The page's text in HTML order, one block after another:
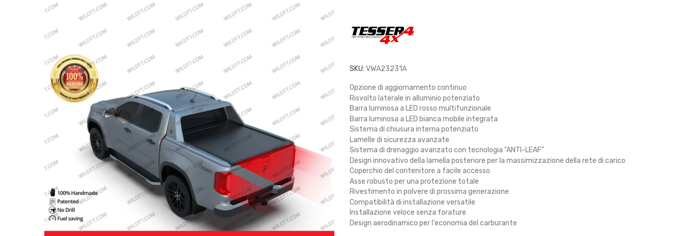
SKU: VWA23231A
Opzione di aggiornamento continuo
Risvolto laterale in alluminio potenziato
Barra luminosa a LED rosso multifunzionale
Barra luminosa a LED bianca mobile integrata
Sistema di chiusura interna potenziato
Lamelle di sicurezza avanzate
Sistema di drenaggio avanzato con tecnologia "ANTI-LEAF"
Design innovativo della lamella posteriore per la massimizzazione della rete di carico
Coperchio del contenitore a facile accesso
Asse robusto per una protezione totale
Rivestimento in polvere di prossima generazione
Compatibilità di installazione versatile
Installazione veloce senza forature
Design aerodinamico per l'economia del carburante